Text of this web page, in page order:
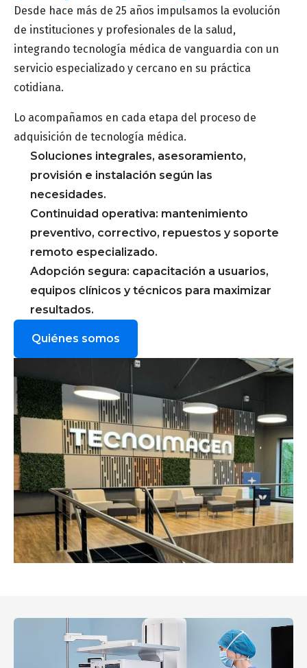
Desde hace más de 25 años impulsamos la evolución
de instituciones y profesionales de la salud,
integrando tecnología médica de vanguardia con un
servicio especializado y cercano en su práctica
cotidiana.
Lo acompañamos en cada etapa del proceso de
adquisición de tecnología médica.
Soluciones integrales, asesoramiento,
provisión e instalación según las
necesidades.
Continuidad operativa: mantenimiento
preventivo, correctivo, repuestos y soporte
remoto especializado.
Adopción segura: capacitación a usuarios,
equipos clínicos y técnicos para maximizar
resultados.
Quiénes somos